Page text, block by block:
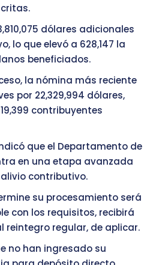
dólares adicionales
lo que elevó a 628,147 la
beneficiados.
la nómina más reciente
por 22,329,994 dólares,
contribuyentes
que el Departamento de
en una etapa avanzada
contributivo.
su procesamiento será
con los requisitos, recibirá
reintegro regular, de aplicar.
no han ingresado su